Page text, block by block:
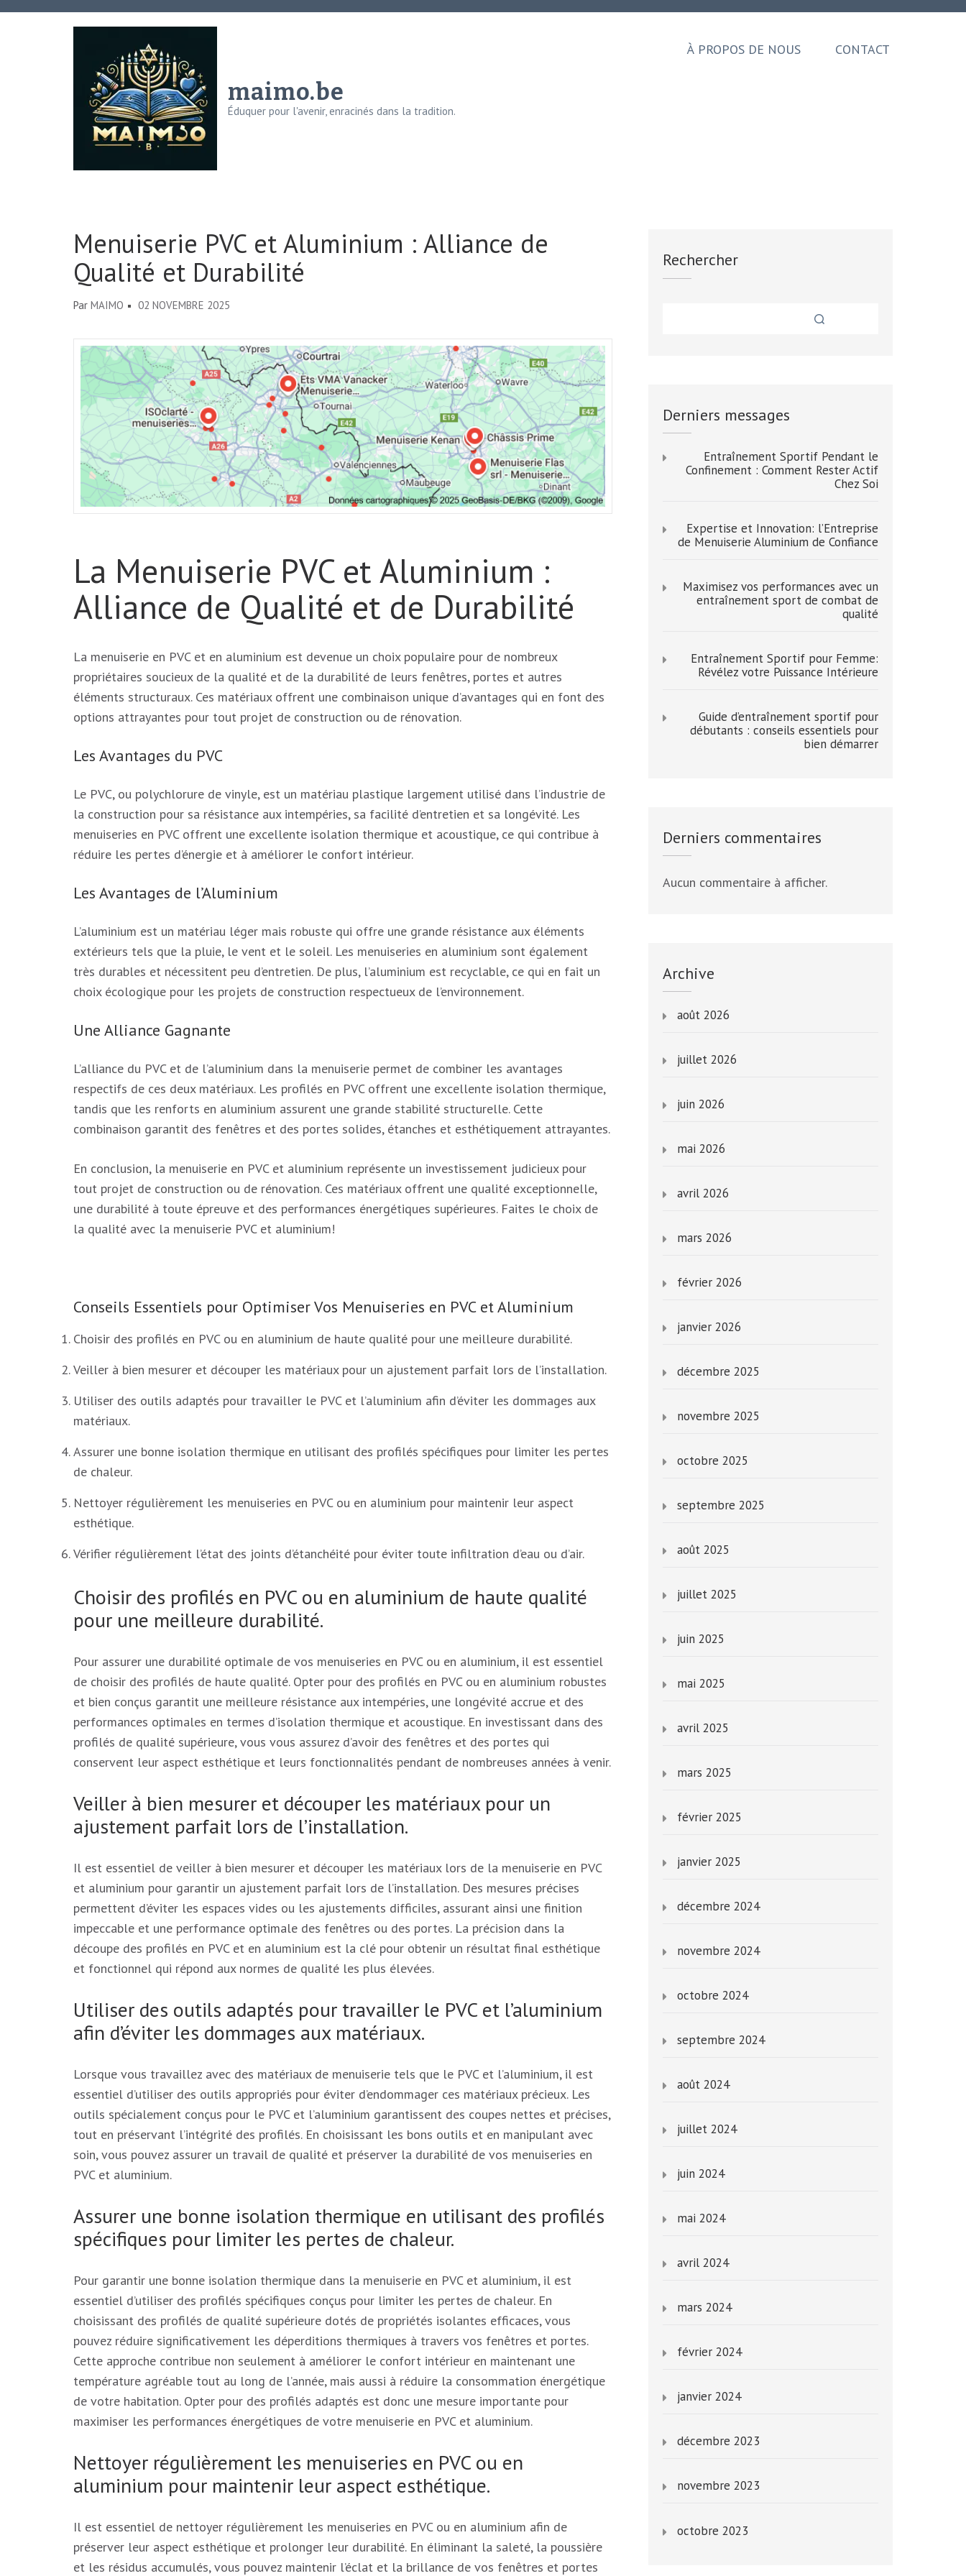
Aller
maimo.be
Éduquer pour l'avenir, enracinés dans la tradition.
À PROPOS DE NOUS CONTACT
Menuiserie PVC et Aluminium : Alliance de
Qualité et Durabilité
Par MAIMO 02 NOVEMBRE 2025
La Menuiserie PVC et Aluminium :
Alliance de Qualité et de Durabilité
La menuiserie en PVC et en aluminium est devenue un choix populaire pour de nombreux
propriétaires soucieux de la qualité et de la durabilité de leurs fenêtres, portes et autres
éléments structuraux. Ces matériaux offrent une combinaison unique d’avantages qui en font des
options attrayantes pour tout projet de construction ou de rénovation.
Les Avantages du PVC
Le PVC, ou polychlorure de vinyle, est un matériau plastique largement utilisé dans l’industrie de
la construction pour sa résistance aux intempéries, sa facilité d’entretien et sa longévité. Les
menuiseries en PVC offrent une excellente isolation thermique et acoustique, ce qui contribue à
réduire les pertes d’énergie et à améliorer le confort intérieur.
Les Avantages de l’Aluminium
L’aluminium est un matériau léger mais robuste qui offre une grande résistance aux éléments
extérieurs tels que la pluie, le vent et le soleil. Les menuiseries en aluminium sont également
très durables et nécessitent peu d’entretien. De plus, l’aluminium est recyclable, ce qui en fait un
choix écologique pour les projets de construction respectueux de l’environnement.
Une Alliance Gagnante
L’alliance du PVC et de l’aluminium dans la menuiserie permet de combiner les avantages
respectifs de ces deux matériaux. Les profilés en PVC offrent une excellente isolation thermique,
tandis que les renforts en aluminium assurent une grande stabilité structurelle. Cette
combinaison garantit des fenêtres et des portes solides, étanches et esthétiquement attrayantes.
En conclusion, la menuiserie en PVC et aluminium représente un investissement judicieux pour
tout projet de construction ou de rénovation. Ces matériaux offrent une qualité exceptionnelle,
une durabilité à toute épreuve et des performances énergétiques supérieures. Faites le choix de
la qualité avec la menuiserie PVC et aluminium!
Conseils Essentiels pour Optimiser Vos Menuiseries en PVC et Aluminium
Choisir des profilés en PVC ou en aluminium de haute qualité pour une meilleure durabilité.
Veiller à bien mesurer et découper les matériaux pour un ajustement parfait lors de l’installation.
Utiliser des outils adaptés pour travailler le PVC et l’aluminium afin d’éviter les dommages aux
matériaux.
Assurer une bonne isolation thermique en utilisant des profilés spécifiques pour limiter les pertes
de chaleur.
Nettoyer régulièrement les menuiseries en PVC ou en aluminium pour maintenir leur aspect
esthétique.
Vérifier régulièrement l’état des joints d’étanchéité pour éviter toute infiltration d’eau ou d’air.
Choisir des profilés en PVC ou en aluminium de haute qualité
pour une meilleure durabilité.
Pour assurer une durabilité optimale de vos menuiseries en PVC ou en aluminium, il est essentiel
de choisir des profilés de haute qualité. Opter pour des profilés en PVC ou en aluminium robustes
et bien conçus garantit une meilleure résistance aux intempéries, une longévité accrue et des
performances optimales en termes d’isolation thermique et acoustique. En investissant dans des
profilés de qualité supérieure, vous vous assurez d’avoir des fenêtres et des portes qui
conservent leur aspect esthétique et leurs fonctionnalités pendant de nombreuses années à venir.
Veiller à bien mesurer et découper les matériaux pour un
ajustement parfait lors de l’installation.
Il est essentiel de veiller à bien mesurer et découper les matériaux lors de la menuiserie en PVC
et aluminium pour garantir un ajustement parfait lors de l’installation. Des mesures précises
permettent d’éviter les espaces vides ou les ajustements difficiles, assurant ainsi une finition
impeccable et une performance optimale des fenêtres ou des portes. La précision dans la
découpe des profilés en PVC et en aluminium est la clé pour obtenir un résultat final esthétique
et fonctionnel qui répond aux normes de qualité les plus élevées.
Utiliser des outils adaptés pour travailler le PVC et l’aluminium
afin d’éviter les dommages aux matériaux.
Lorsque vous travaillez avec des matériaux de menuiserie tels que le PVC et l’aluminium, il est
essentiel d’utiliser des outils appropriés pour éviter d’endommager ces matériaux précieux. Les
outils spécialement conçus pour le PVC et l’aluminium garantissent des coupes nettes et précises,
tout en préservant l’intégrité des profilés. En choisissant les bons outils et en manipulant avec
soin, vous pouvez assurer un travail de qualité et préserver la durabilité de vos menuiseries en
PVC et aluminium.
Assurer une bonne isolation thermique en utilisant des profilés
spécifiques pour limiter les pertes de chaleur.
Pour garantir une bonne isolation thermique dans la menuiserie en PVC et aluminium, il est
essentiel d’utiliser des profilés spécifiques conçus pour limiter les pertes de chaleur. En
choisissant des profilés de qualité supérieure dotés de propriétés isolantes efficaces, vous
pouvez réduire significativement les déperditions thermiques à travers vos fenêtres et portes.
Cette approche contribue non seulement à améliorer le confort intérieur en maintenant une
température agréable tout au long de l’année, mais aussi à réduire la consommation énergétique
de votre habitation. Opter pour des profilés adaptés est donc une mesure importante pour
maximiser les performances énergétiques de votre menuiserie en PVC et aluminium.
Nettoyer régulièrement les menuiseries en PVC ou en
aluminium pour maintenir leur aspect esthétique.
Il est essentiel de nettoyer régulièrement les menuiseries en PVC ou en aluminium afin de
préserver leur aspect esthétique et prolonger leur durabilité. En éliminant la saleté, la poussière
et les résidus accumulés, vous pouvez maintenir l’éclat et la brillance de vos fenêtres et portes
Rechercher
Derniers messages
Entraînement Sportif Pendant le
Confinement : Comment Rester Actif
Chez Soi
Expertise et Innovation: l’Entreprise
de Menuiserie Aluminium de Confiance
Maximisez vos performances avec un
entraînement sport de combat de
qualité
Entraînement Sportif pour Femme:
Révélez votre Puissance Intérieure
Guide d’entraînement sportif pour
débutants : conseils essentiels pour
bien démarrer
Derniers commentaires
Aucun commentaire à afficher.
Archive
août 2026
juillet 2026
juin 2026
mai 2026
avril 2026
mars 2026
février 2026
janvier 2026
décembre 2025
novembre 2025
octobre 2025
septembre 2025
août 2025
juillet 2025
juin 2025
mai 2025
avril 2025
mars 2025
février 2025
janvier 2025
décembre 2024
novembre 2024
octobre 2024
septembre 2024
août 2024
juillet 2024
juin 2024
mai 2024
avril 2024
mars 2024
février 2024
janvier 2024
décembre 2023
novembre 2023
octobre 2023